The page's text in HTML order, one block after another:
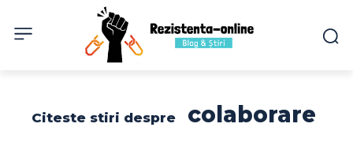
Citeste stiri despre colaborare